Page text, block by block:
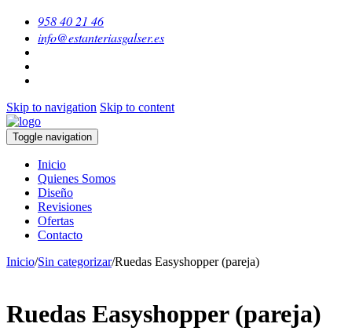
958 40 21 46
info@estanteriasgalser.es
Skip to navigation Skip to content
Toggle navigation
Inicio
Quienes Somos
Diseño
Revisiones
Ofertas
Contacto
Inicio/Sin categorizar/Ruedas Easyshopper (pareja)
Ruedas Easyshopper (pareja)